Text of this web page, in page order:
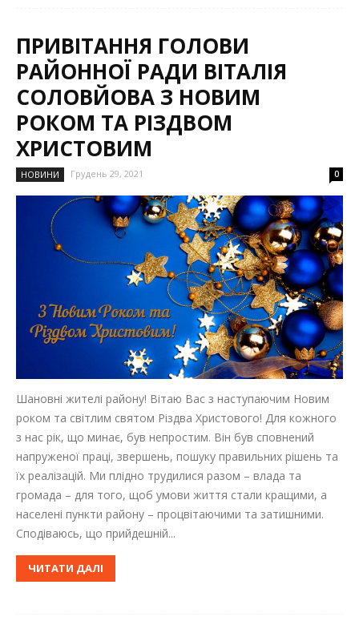
ПРИВІТАННЯ ГОЛОВИ
РАЙОННОЇ РАДИ ВІТАЛІЯ
СОЛОВЙОВА З НОВИМ
РОКОМ ТА РІЗДВОМ
ХРИСТОВИМ
НОВИНИ Грудень 29, 2021 0
Шановні жителі району! Вітаю Вас з наступаючим Новим
роком та світлим святом Різдва Христового! Для кожного
з нас рік, що минає, був непростим. Він був сповнений
напруженої праці, звершень, пошуку правильних рішень та
їх реалізацій. Ми плідно трудилися разом – влада та
громада – для того, щоб умови життя стали кращими, а
населені пункти району – процвітаючими та затишними.
Сподіваюсь, що прийдешній...
ЧИТАТИ ДАЛІ